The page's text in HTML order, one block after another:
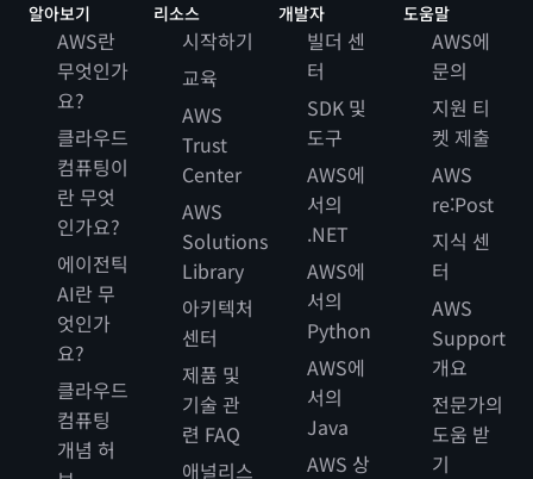
알아보기
AWS란
무엇인가
요?
클라우드
컴퓨팅이
란 무엇
인가요?
에이전틱
AI란 무
엇인가
요?
클라우드
컴퓨팅
개념 허
리소스
시작하기
교육
AWS
Trust
Center
AWS
Solutions
Library
아키텍처
센터
제품 및
기술 관
련 FAQ
애널리스
개발자
빌더 센
터
SDK 및
도구
AWS에
서의
.NET
AWS에
서의
Python
AWS에
서의
Java
AWS 상
도움말
AWS에
문의
지원 티
켓 제출
AWS
re:Post
지식 센
터
AWS
Support
개요
전문가의
도움 받
기